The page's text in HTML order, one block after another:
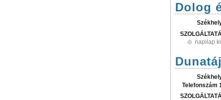
Dolog
napilap
Telefonszám